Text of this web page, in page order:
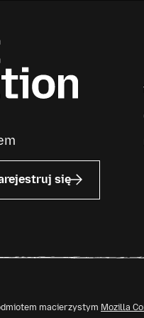
się
macierzystym Mozilla